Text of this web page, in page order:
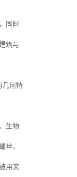
同时
筑与
几何特
生物
丝、
用来